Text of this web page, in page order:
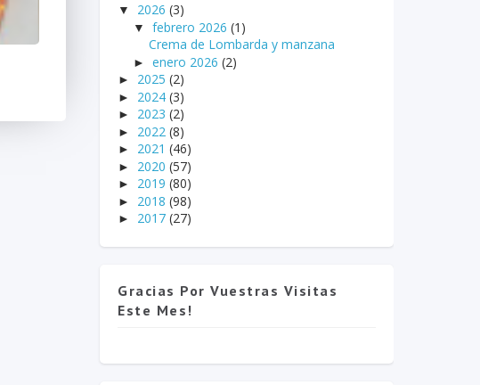
▼ 2026 (3)
▼ febrero 2026 (1)
Crema de Lombarda y manzana
► enero 2026 (2)
► 2025 (2)
► 2024 (3)
► 2023 (2)
► 2022 (8)
► 2021 (46)
► 2020 (57)
► 2019 (80)
► 2018 (98)
► 2017 (27)
Gracias Por Vuestras Visitas
Este Mes!